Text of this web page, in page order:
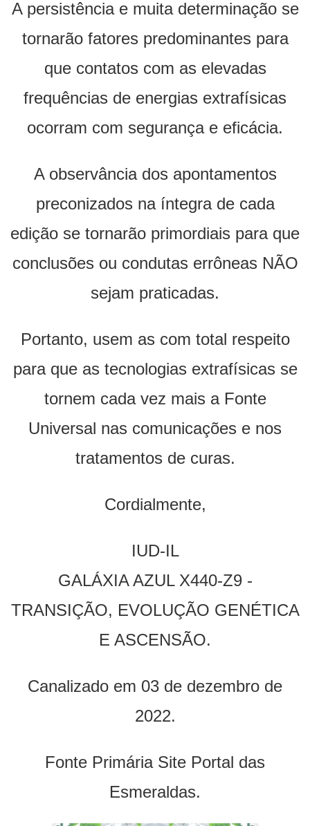
A persistência e muita determinação se
tornarão fatores predominantes para
que contatos com as elevadas
frequências de energias extrafísicas
ocorram com segurança e eficácia.
A observância dos apontamentos
preconizados na íntegra de cada
edição se tornarão primordiais para que
conclusões ou condutas errôneas NÃO
sejam praticadas.
Portanto, usem as com total respeito
para que as tecnologias extrafísicas se
tornem cada vez mais a Fonte
Universal nas comunicações e nos
tratamentos de curas.
Cordialmente,
IUD-IL
GALÁXIA AZUL X440-Z9 -
TRANSIÇÃO, EVOLUÇÃO GENÉTICA
E ASCENSÃO.
Canalizado em 03 de dezembro de
2022.
Fonte Primária Site Portal das
Esmeraldas.